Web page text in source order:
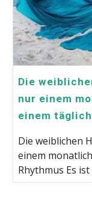
Die
nur einem
einem
Die weiblichen
einem
Rhythmus Es